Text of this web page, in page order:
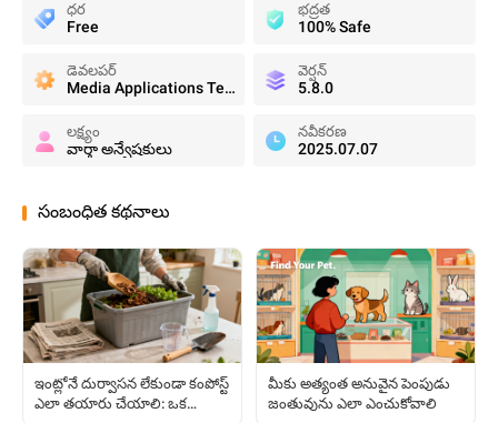
ధర
Free
భద్రత
100% Safe
డెవలపర్
Media Applications Technologies for the BBC
వెర్షన్
5.8.0
లక్ష్యం
వార్తా అన్వేషకులు
నవీకరణ
2025.07.07
సంబంధిత కథనాలు
ఇంట్లోనే దుర్వాసన లేకుండా కంపోస్ట్
ఎలా తయారు చేయాలి: ఒక
మీకు అత్యంత అనువైన పెంపుడు
జంతువును ఎలా ఎంచుకోవాలి